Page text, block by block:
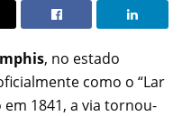
, no estado
como o “Lar
em 1841, a via tornou-